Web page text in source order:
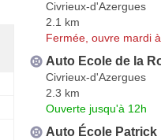
Civrieux-d'Azergues
2.1 km
Fermée, ouvre mardi
Auto Ecole de la
Civrieux-d'Azergues
2.3 km
Ouverte jusqu'à 12h
Auto École Patrick